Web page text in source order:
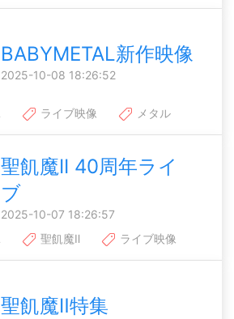
BABYMETAL新作映像
2025-10-08 18:26:52
ライブ映像 メタル
聖飢魔II 40周年ライ
ブ
2025-10-07 18:26:57
聖飢魔Ⅱ ライブ映像
聖飢魔Ⅱ特集